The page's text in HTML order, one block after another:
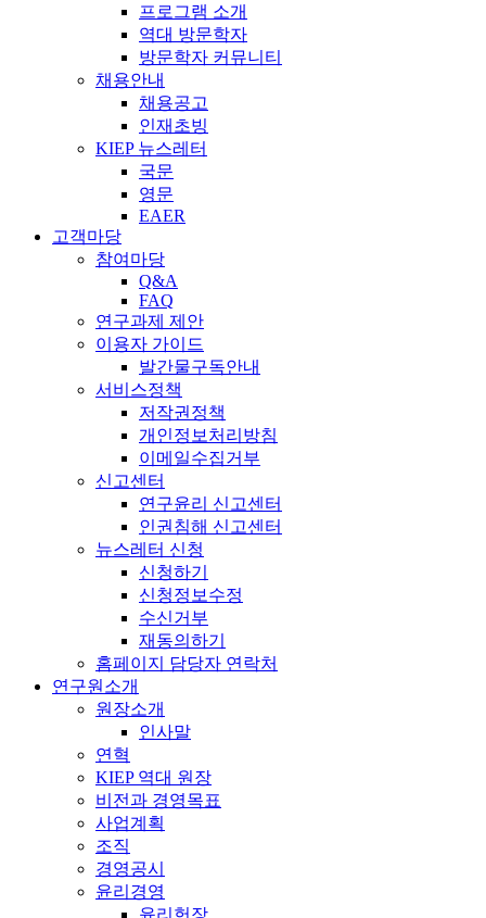
프로그램 소개
역대 방문학자
방문학자 커뮤니티
채용안내
채용공고
인재초빙
KIEP 뉴스레터
국문
영문
EAER
고객마당
참여마당
Q&A
FAQ
연구과제 제안
이용자 가이드
발간물구독안내
서비스정책
저작권정책
개인정보처리방침
이메일수집거부
신고센터
연구윤리 신고센터
인권침해 신고센터
뉴스레터 신청
신청하기
신청정보수정
수신거부
재동의하기
홈페이지 담당자 연락처
연구원소개
원장소개
인사말
연혁
KIEP 역대 원장
비전과 경영목표
사업계획
조직
경영공시
윤리경영
윤리헌장